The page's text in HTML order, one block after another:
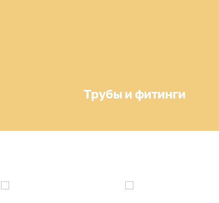
Трубы и фитинги